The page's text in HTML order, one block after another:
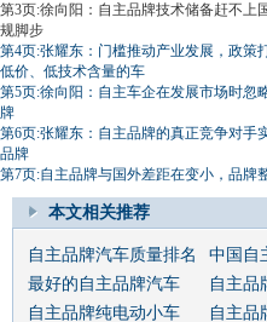
第3页:徐向阳：自主品牌技术储备赶不上
规脚步
第4页:张耀东：门槛推动产业发展，政策
低价、低技术含量的车
第5页:徐向阳：自主车企在发展市场时忽
牌
第6页:张耀东：自主品牌的真正竞争对手
品牌
第7页:自主品牌与国外差距在变小，品牌
本文相关推荐
自主品牌汽车质量排名 中国自
最好的自主品牌汽车
自主品
自主品牌纯电动小车
自主品